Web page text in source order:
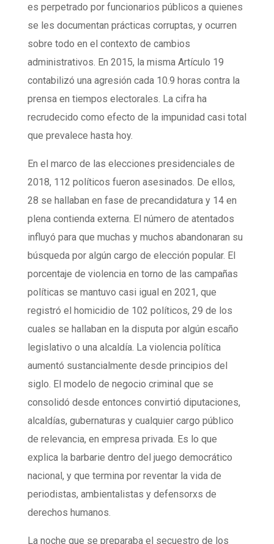
es perpetrado por funcionarios públicos a quienes
se les documentan prácticas corruptas, y ocurren
sobre todo en el contexto de cambios
administrativos. En 2015, la misma Artículo 19
contabilizó una agresión cada 10.9 horas contra la
prensa en tiempos electorales. La cifra ha
recrudecido como efecto de la impunidad casi total
que prevalece hasta hoy.
En el marco de las elecciones presidenciales de
2018, 112 políticos fueron asesinados. De ellos,
28 se hallaban en fase de precandidatura y 14 en
plena contienda externa. El número de atentados
influyó para que muchas y muchos abandonaran su
búsqueda por algún cargo de elección popular. El
porcentaje de violencia en torno de las campañas
políticas se mantuvo casi igual en 2021, que
registró el homicidio de 102 políticos, 29 de los
cuales se hallaban en la disputa por algún escaño
legislativo o una alcaldía. La violencia política
aumentó sustancialmente desde principios del
siglo. El modelo de negocio criminal que se
consolidó desde entonces convirtió diputaciones,
alcaldías, gubernaturas y cualquier cargo público
de relevancia, en empresa privada. Es lo que
explica la barbarie dentro del juego democrático
nacional, y que termina por reventar la vida de
periodistas, ambientalistas y defensorxs de
derechos humanos.
La noche que se preparaba el secuestro de los